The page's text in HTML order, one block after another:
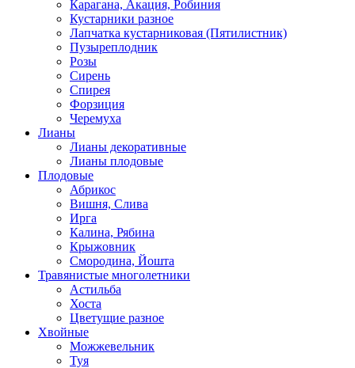
Карагана, Акация, Робиния
Кустарники разное
Лапчатка кустарниковая (Пятилистник)
Пузыреплодник
Розы
Сирень
Спирея
Форзиция
Черемуха
Лианы
Лианы декоративные
Лианы плодовые
Плодовые
Абрикос
Вишня, Слива
Ирга
Калина, Рябина
Крыжовник
Смородина, Йошта
Травянистые многолетники
Астильба
Хоста
Цветущие разное
Хвойные
Можжевельник
Туя